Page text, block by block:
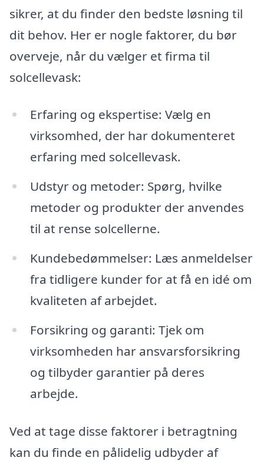
sikrer, at du finder den bedste løsning til
dit behov. Her er nogle faktorer, du bør
overveje, når du vælger et firma til
solcellevask:
Erfaring og ekspertise: Vælg en
virksomhed, der har dokumenteret
erfaring med solcellevask.
Udstyr og metoder: Spørg, hvilke
metoder og produkter der anvendes
til at rense solcellerne.
Kundebedømmelser: Læs anmeldelser
fra tidligere kunder for at få en idé om
kvaliteten af arbejdet.
Forsikring og garanti: Tjek om
virksomheden har ansvarsforsikring
og tilbyder garantier på deres
arbejde.
Ved at tage disse faktorer i betragtning
kan du finde en pålidelig udbyder af